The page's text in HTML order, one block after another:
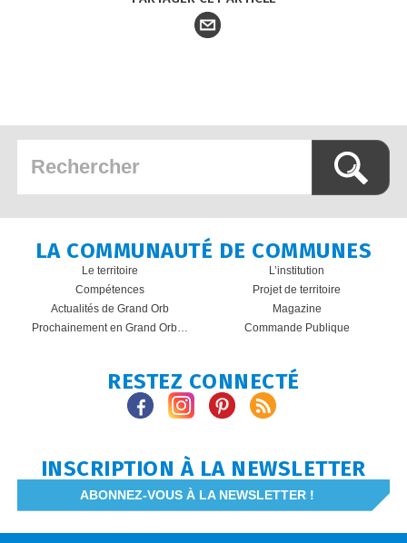
LA COMMUNAUTÉ DE COMMUNES
Le territoire
L’institution
Compétences
Projet de territoire
Actualités de Grand Orb
Magazine
Prochainement en Grand Orb…
Commande Publique
RESTEZ CONNECTÉ
INSCRIPTION À LA NEWSLETTER
ABONNEZ-VOUS À LA NEWSLETTER !